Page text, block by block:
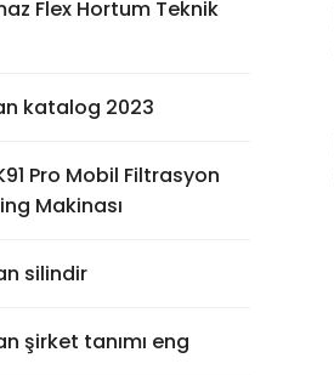
Flex Hortum Teknik
katalog 2023
Pro Mobil Filtrasyon
Makinası
silindir
şirket tanımı eng